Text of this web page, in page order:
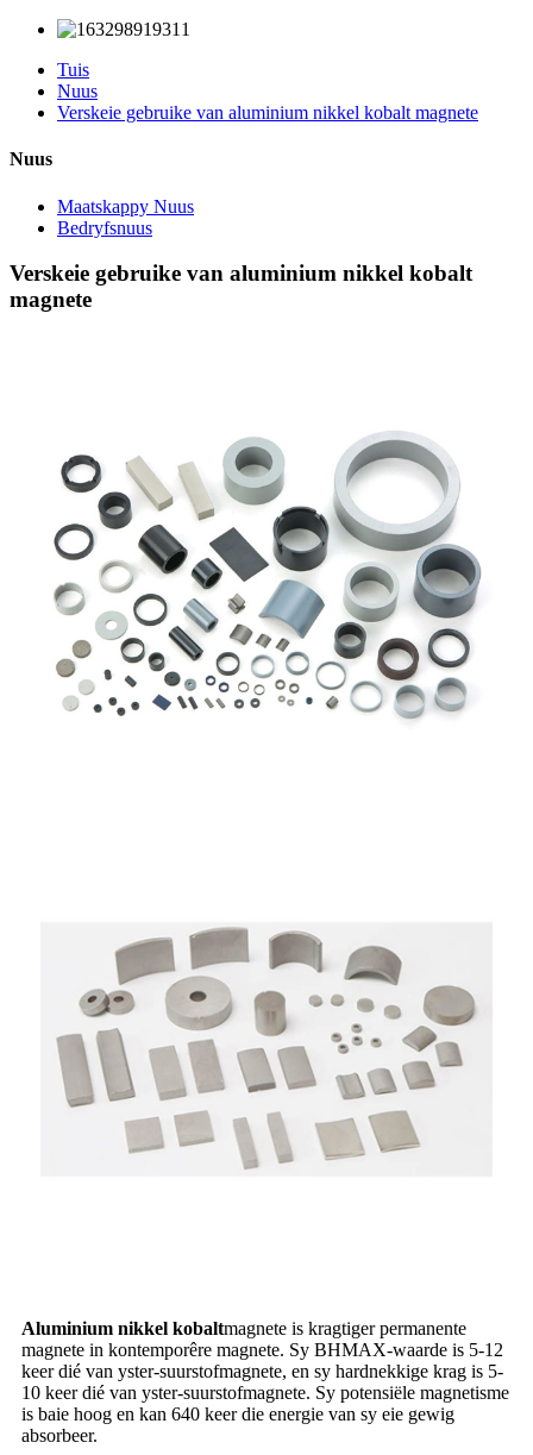
Tuis
Nuus
Verskeie gebruike van aluminium nikkel kobalt magnete
Nuus
Maatskappy Nuus
Bedryfsnuus
Verskeie gebruike van aluminium nikkel kobalt
magnete
Aluminium nikkel kobaltmagnete is kragtiger permanente
magnete in kontemporêre magnete. Sy BHMAX-waarde is 5-12
keer dié van yster-suurstofmagnete, en sy hardnekkige krag is 5-
10 keer dié van yster-suurstofmagnete. Sy potensiële magnetisme
is baie hoog en kan 640 keer die energie van sy eie gewig
absorbeer.